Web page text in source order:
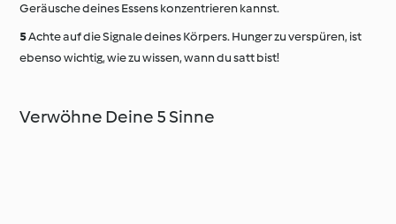
Geräusche deines Essens konzentrieren kannst.
Achte auf die Signale deines Körpers. Hunger zu verspüren, ist
ebenso wichtig, wie zu wissen, wann du satt bist!
Verwöhne Deine 5 Sinne